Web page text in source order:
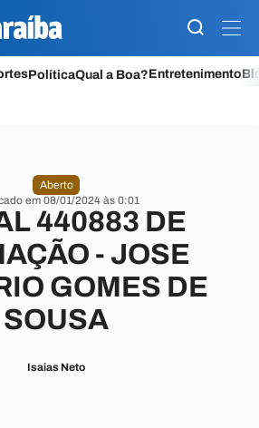
PolíticaQual a Boa?Entretenimento
Aberto
em 08/01/2024 às 0:01
440883 DE
- JOSE
GOMES DE
SOUSA
Isaias Neto